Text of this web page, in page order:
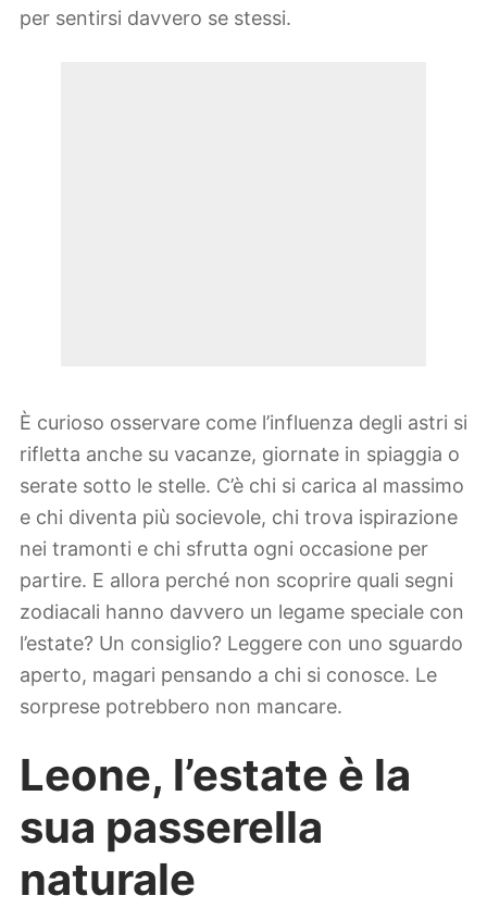
per sentirsi davvero se stessi.
È curioso osservare come l’influenza degli astri si
rifletta anche su vacanze, giornate in spiaggia o
serate sotto le stelle. C’è chi si carica al massimo
e chi diventa più socievole, chi trova ispirazione
nei tramonti e chi sfrutta ogni occasione per
partire. E allora perché non scoprire quali segni
zodiacali hanno davvero un legame speciale con
l’estate? Un consiglio? Leggere con uno sguardo
aperto, magari pensando a chi si conosce. Le
sorprese potrebbero non mancare.
Leone, l’estate è la
sua passerella
naturale